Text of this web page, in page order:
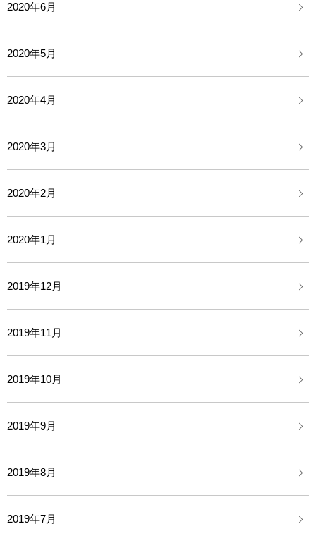
2020年6月
2020年5月
2020年4月
2020年3月
2020年2月
2020年1月
2019年12月
2019年11月
2019年10月
2019年9月
2019年8月
2019年7月